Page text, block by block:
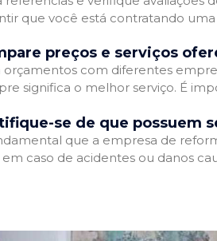
que você está contratando
preços e serviços
orçamentos com diferentes
significa o melhor serviço. É
se de que possuem
que a empresa de
em caso de acidentes ou danos